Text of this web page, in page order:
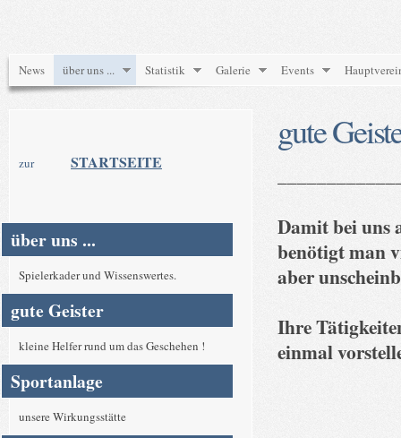
News über uns ... Statistik Galerie Events
gute
Damit bei uns
benötigt man
aber
Ihre
einmal
zur STARTSEITE
über uns ...
Spielerkader und Wissenswertes.
gute Geister
kleine Helfer rund um das Geschehen !
Sportanlage
unsere Wirkungsstätte